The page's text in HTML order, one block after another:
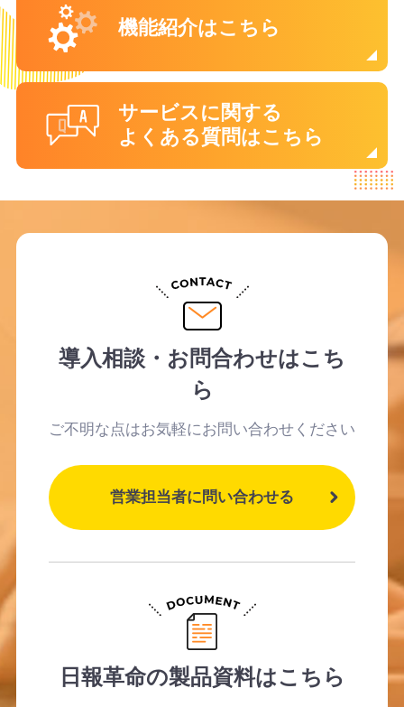
機能紹介はこちら
サービスに関する
よくある質問はこちら
導入相談・お問合わせはこち
ら
ご不明な点はお気軽にお問い合わせください
営業担当者に問い合わせる
日報革命の製品資料はこちら